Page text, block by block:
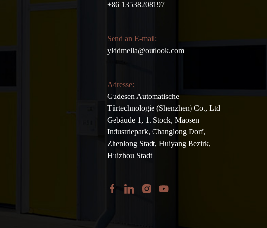
+86 13538208197
Send an E-mail:
ylddmella@outlook.com
Adresse:
Gudesen Automatische
Türtechnologie (Shenzhen) Co., Ltd
Gebäude 1, 1. Stock, Maosen
Industriepark, Changlong Dorf,
Zhenlong Stadt, Huiyang Bezirk,
Huizhou Stadt